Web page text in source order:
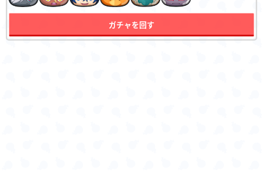
ガチャを回す